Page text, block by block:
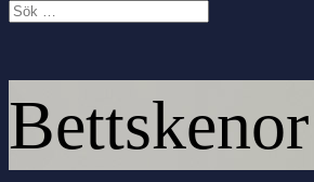
Bettskenor